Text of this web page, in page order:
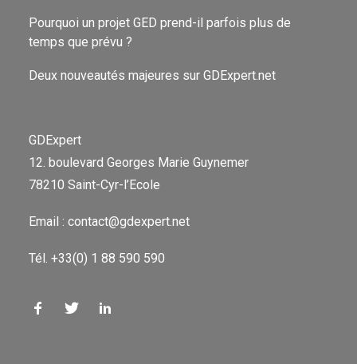
Pourquoi un projet GED prend-il parfois plus de
temps que prévu ?
Deux nouveautés majeures sur GDExpert.net
GDExpert
12. boulevard Georges Marie Guynemer
78210 Saint-Cyr-l’Ecole
Email : contact@gdexpert.net
Tél. +33(0) 1 88 590 590